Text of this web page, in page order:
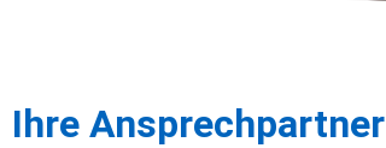
Ihre Ansprechpartner